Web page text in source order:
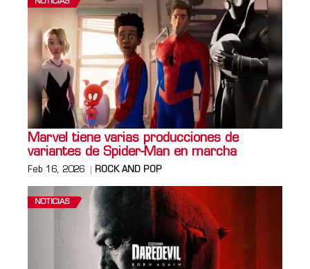
NOTICIAS
Marvel tiene varias producciones de
variantes de Spider-Man en marcha
Feb 16, 2026 ROCK AND POP
NOTICIAS